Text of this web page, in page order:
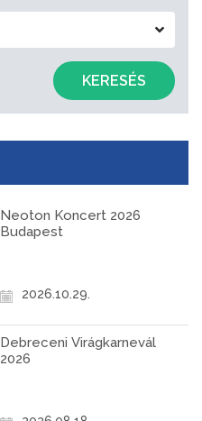
KERESÉS
Neoton Koncert 2026
Budapest
2026.10.29.
Debreceni Virágkarnevál
2026